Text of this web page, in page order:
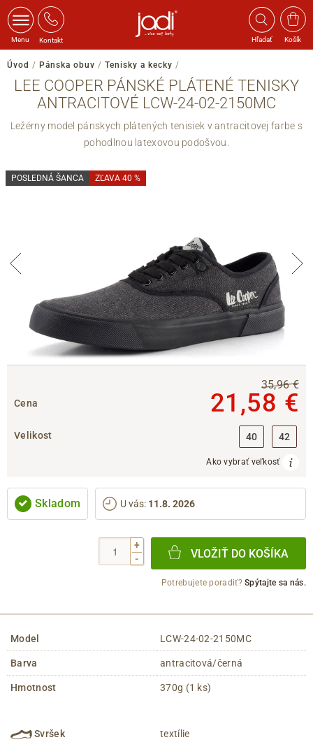
Menu Kontakt Hľadať Košík
Úvod / Pánska obuv / Tenisky a kecky /
LEE COOPER PÁNSKÉ PLÁTENÉ TENISKY
ANTRACITOVÉ LCW-24-02-2150MC
Ležérny model pánskych plátených tenisiek v antracitovej farbe s
pohodlnou latexovou podošvou.
POSLEDNÁ ŠANCA ZĽAVA 40 %
Cena
35,96 €
21,58 €
Velikost 40 42
Ako vybrať veľkosť
Skladom U vás: 11.8. 2026
+
-
VLOŽIŤ DO KOŠÍKA
Potrebujete poradiť?Spýtajte sa nás.
Model LCW-24-02-2150MC
Barva antracitová/černá
Hmotnost 370g (1 ks)
Svršek textílie